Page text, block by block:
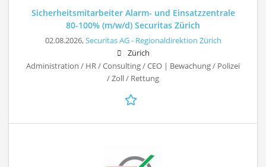
Sicherheitsmitarbeiter Alarm- und Einsatzzentrale
80-100% (m/w/d) Securitas Zürich
02.08.2026,Securitas AG - Regionaldirektion Zürich
Zürich
Administration / HR / Consulting / CEO | Bewachung / Polizei
/ Zoll / Rettung